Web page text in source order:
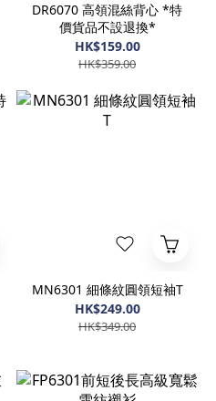
DR6070 高領混絲背心 *特
價貨品不設退換*
HK$159.00
HK$359.00
MN6301 細條紋圓領短袖T
HK$249.00
HK$349.00